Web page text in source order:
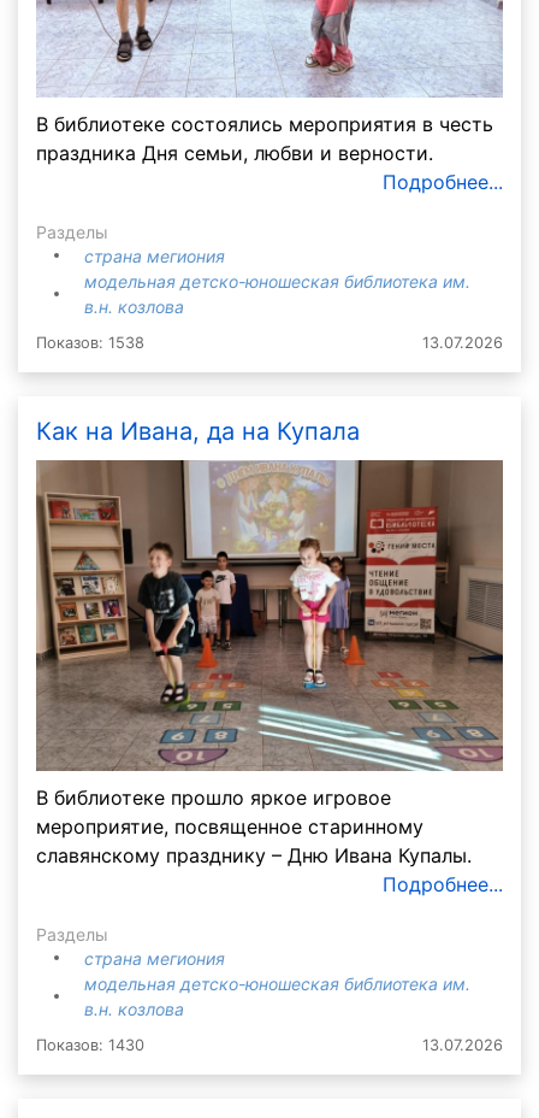
В библиотеке состоялись мероприятия в честь
праздника Дня семьи, любви и верности.
Подробнее...
Разделы
страна мегиония
модельная детско-юношеская библиотека им.
в.н. козлова
Показов: 1538 13.07.2026
Как на Ивана, да на Купала
В библиотеке прошло яркое игровое
мероприятие, посвященное старинному
славянскому празднику – Дню Ивана Купалы.
Подробнее...
Разделы
страна мегиония
модельная детско-юношеская библиотека им.
в.н. козлова
Показов: 1430 13.07.2026